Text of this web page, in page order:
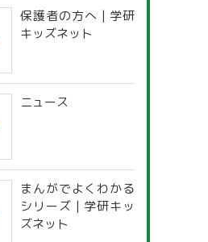
保護者の方へ | 学研
キッズネット
ニュース
まんがでよくわかる
シリーズ | 学研キッ
ズネット